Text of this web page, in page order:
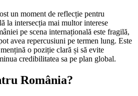
un moment de reflecție pentru
la intersecția mai multor interese
pe scena internațională este fragilă,
avea repercusiuni pe termen lung. Este
o poziție clară și să evite
credibilitatea sa pe plan global.
România?